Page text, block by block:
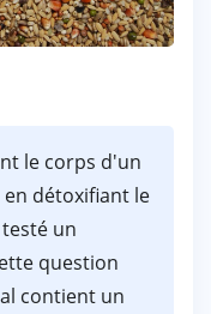
le corps d'un
en détoxifiant le
un
question
contient un